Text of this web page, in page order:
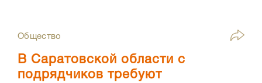
Общество
В Саратовской области с
подрядчиков требуют